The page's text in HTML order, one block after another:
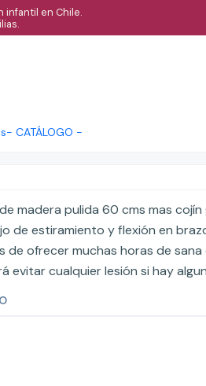
- CATÁLOGO -
infantil en Chile.
cojín caida
madera pulida 60 cms mas
de estiramiento y flexión en
de ofrecer muchas horas de
evitar cualquier lesión si hay